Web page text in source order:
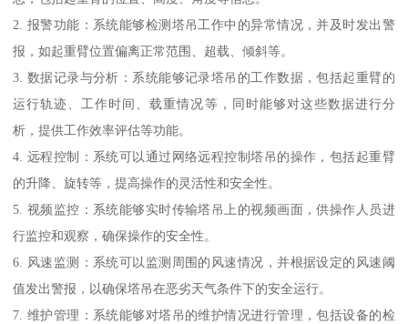
2. 报警功能：系统能够检测塔吊工作中的异常情况，并及时发出警
报，如起重臂位置偏离正常范围、超载、倾斜等。
3. 数据记录与分析：系统能够记录塔吊的工作数据，包括起重臂的
运行轨迹、工作时间、载重情况等，同时能够对这些数据进行分
析，提供工作效率评估等功能。
4. 远程控制：系统可以通过网络远程控制塔吊的操作，包括起重臂
的升降、旋转等，提高操作的灵活性和安全性。
5. 视频监控：系统能够实时传输塔吊上的视频画面，供操作人员进
行监控和观察，确保操作的安全性。
6. 风速监测：系统可以监测周围的风速情况，并根据设定的风速阈
值发出警报，以确保塔吊在恶劣天气条件下的安全运行。
7. 维护管理：系统能够对塔吊的维护情况进行管理，包括设备的检